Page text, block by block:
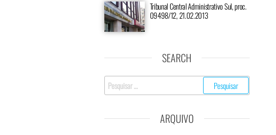
Tribunal Central Administrativo Sul, proc.
09498/12, 21.02.2013
SEARCH
ARQUIVO